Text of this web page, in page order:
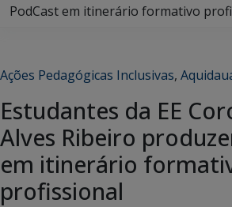
PodCast em itinerário formativo
Ações Pedagógicas Inclusivas,
Estudantes da EE
Alves Ribeiro
em itinerário
profissional